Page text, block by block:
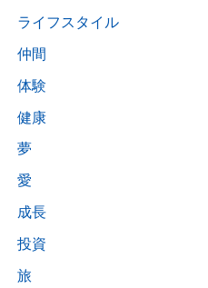
ライフスタイル
仲間
体験
健康
夢
愛
成長
投資
旅